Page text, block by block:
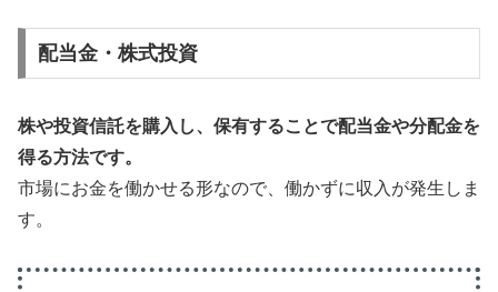
配当金・株式投資
株や投資信託を購入し、保有することで配当金や分配金を
得る方法です。
市場にお金を働かせる形なので、働かずに収入が発生しま
す。